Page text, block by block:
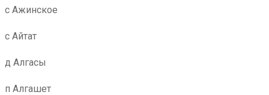
с Ажинское
с Айтат
д Алгасы
п Алгашет